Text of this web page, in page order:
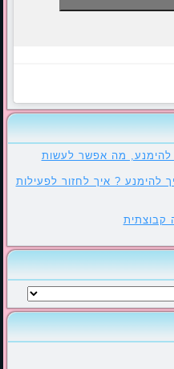
להימנע, מה אפשר לעשות
להימנע ? איך לחזור לפעילות